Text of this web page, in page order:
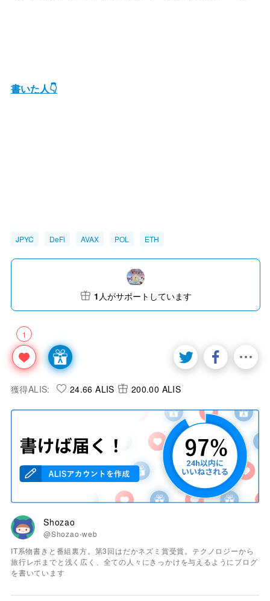
書いた人👇
JPYC DeFi AVAX POL ETH
1
1 人がサポートしています
獲得ALIS: 24.66 ALIS 200.00 ALIS
Shozao
@Shozao-web
IT系物書きと番組裏方。第3回はだかネズミ賞受賞。テクノロジーから
旅行レポまでと浅く広く、全ての人々にきっかけを与えるようにブログ
を書いています